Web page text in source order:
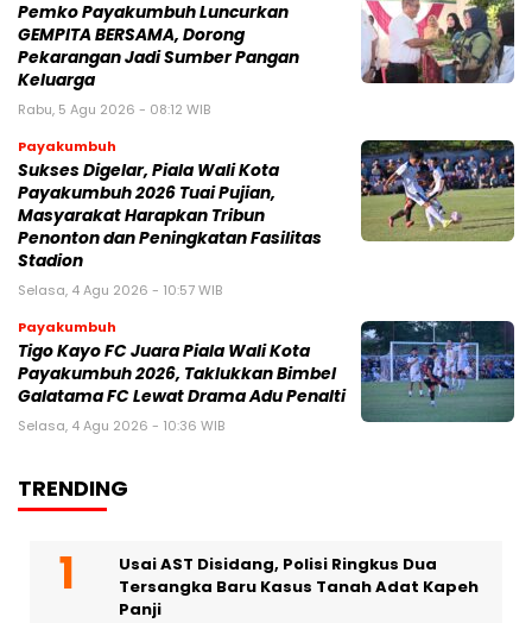
Pemko Payakumbuh Luncurkan
GEMPITA BERSAMA, Dorong
Pekarangan Jadi Sumber Pangan
Keluarga
Rabu, 5 Agu 2026 - 08:12 WIB
Payakumbuh
Sukses Digelar, Piala Wali Kota
Payakumbuh 2026 Tuai Pujian,
Masyarakat Harapkan Tribun
Penonton dan Peningkatan Fasilitas
Stadion
Selasa, 4 Agu 2026 - 10:57 WIB
Payakumbuh
Tigo Kayo FC Juara Piala Wali Kota
Payakumbuh 2026, Taklukkan Bimbel
Galatama FC Lewat Drama Adu Penalti
Selasa, 4 Agu 2026 - 10:36 WIB
TRENDING
Usai AST Disidang, Polisi Ringkus Dua
Tersangka Baru Kasus Tanah Adat Kapeh
Panji